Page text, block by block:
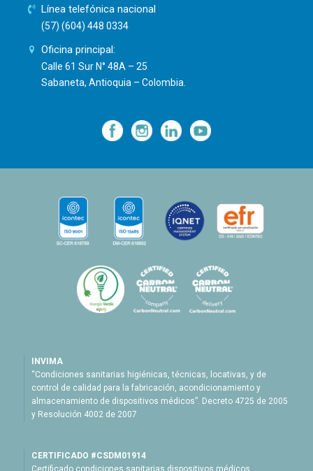
Línea telefónica nacional
(57) (604) 448 0334
Oficina principal:
Calle 61 Sur N° 48A – 25
Sabaneta, Antioquia – Colombia.
— — —
INVIMA
“Condiciones sanitarias higiénicas, técnicas, locativas, y de
control de calidad para la fabricación, acondicionamiento y
almacenamiento de dispositivos médicos”. Decreto 4725 de 2005
y Resolución 4002 de 2007
CERTIFICADO #CSDM01914
Certificado condiciones sanitarias dispositivos médicos.